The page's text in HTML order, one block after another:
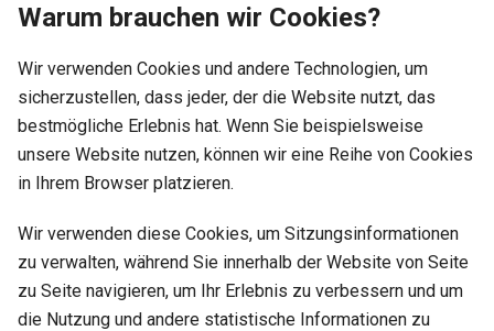
Warum brauchen wir Cookies?
Wir verwenden Cookies und andere Technologien, um
sicherzustellen, dass jeder, der die Website nutzt, das
bestmögliche Erlebnis hat. Wenn Sie beispielsweise
unsere Website nutzen, können wir eine Reihe von Cookies
in Ihrem Browser platzieren.
Wir verwenden diese Cookies, um Sitzungsinformationen
zu verwalten, während Sie innerhalb der Website von Seite
zu Seite navigieren, um Ihr Erlebnis zu verbessern und um
die Nutzung und andere statistische Informationen zu